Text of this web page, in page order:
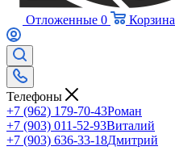
Отложенные 0 Корзина
Телефоны
+7 (962) 179-70-43Роман
+7 (903) 011-52-93Виталий
+7 (903) 636-33-18Дмитрий